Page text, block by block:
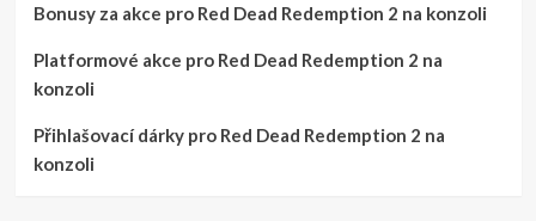
Bonusy za akce pro Red Dead Redemption 2 na konzoli
Platformové akce pro Red Dead Redemption 2 na
konzoli
Přihlašovací dárky pro Red Dead Redemption 2 na
konzoli